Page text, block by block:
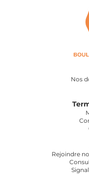
Nos
Rejoindre